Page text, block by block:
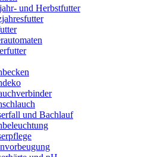
und Herbstfutter
und Bachlauf